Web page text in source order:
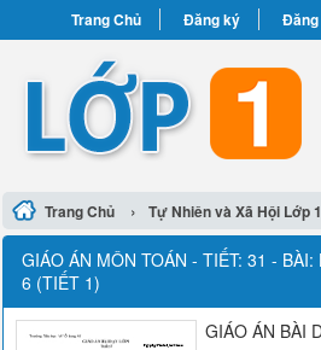
Trang Chủ Đăng ký Đăng
Trang Chủ › Tự Nhiên và Xã Hội Lớp 1
GIÁO ÁN MÔN TOÁN - TIẾT: 31 - BÀI:
6 (TIẾT 1)
GIÁO ÁN BÀI